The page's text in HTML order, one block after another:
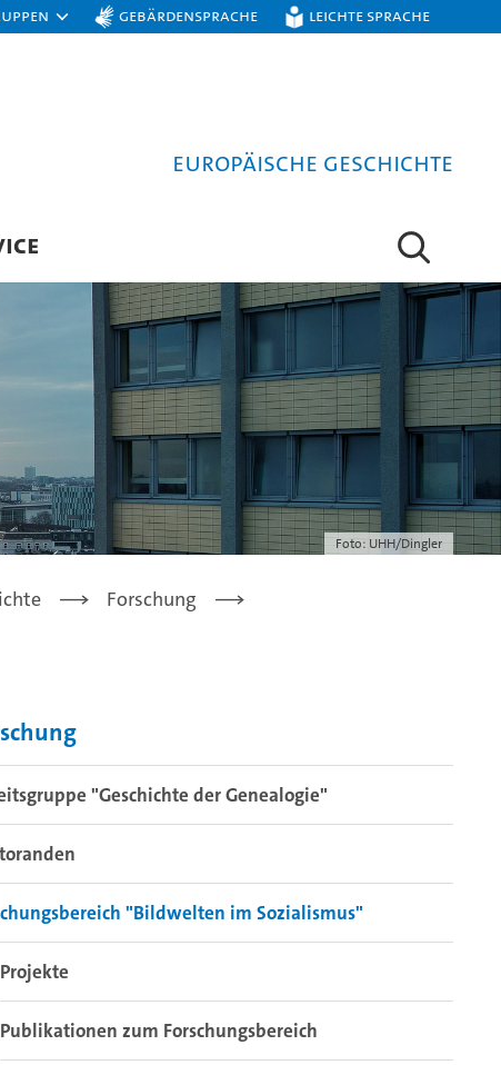
Gebärdensprache Leichte Sprache
Europäische Geschichte
Foto: UHH/Dingler
Forschung
"Geschichte der Genealogie"
"Bildwelten im Sozialismus"
Projekte
Publikationen zum Forschungsbereich